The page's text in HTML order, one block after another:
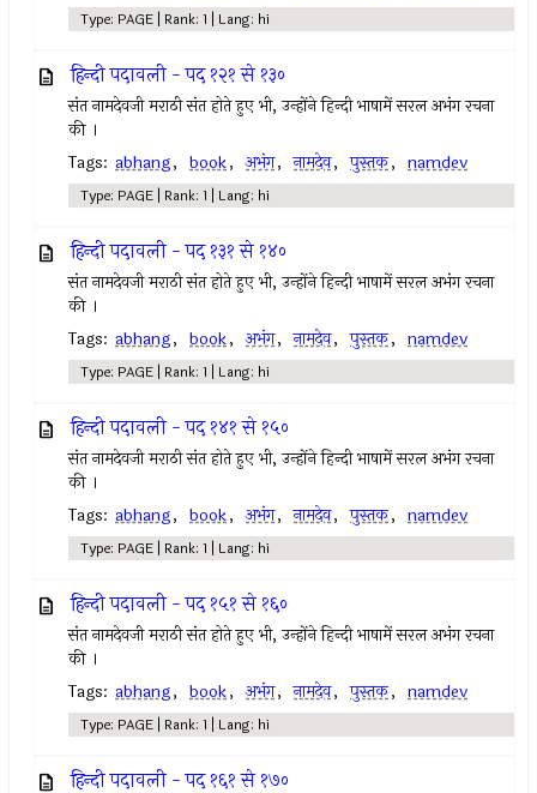
Type: PAGE | Rank: 1 | Lang: hi
हिन्दी पदावली - पद १२१ से १३०
संत नामदेवजी मराठी संत होते हुए भी, उन्होंने हिन्दी भाषामें सरल अभंग रचना
की ।
Tags: abhang, book, अभंग, नामदेव, पुस्तक, namdev
Type: PAGE | Rank: 1 | Lang: hi
हिन्दी पदावली - पद १३१ से १४०
संत नामदेवजी मराठी संत होते हुए भी, उन्होंने हिन्दी भाषामें सरल अभंग रचना
की ।
Tags: abhang, book, अभंग, नामदेव, पुस्तक, namdev
Type: PAGE | Rank: 1 | Lang: hi
हिन्दी पदावली - पद १४१ से १५०
संत नामदेवजी मराठी संत होते हुए भी, उन्होंने हिन्दी भाषामें सरल अभंग रचना
की ।
Tags: abhang, book, अभंग, नामदेव, पुस्तक, namdev
Type: PAGE | Rank: 1 | Lang: hi
हिन्दी पदावली - पद १५१ से १६०
संत नामदेवजी मराठी संत होते हुए भी, उन्होंने हिन्दी भाषामें सरल अभंग रचना
की ।
Tags: abhang, book, अभंग, नामदेव, पुस्तक, namdev
Type: PAGE | Rank: 1 | Lang: hi
हिन्दी पदावली - पद १६१ से १७०